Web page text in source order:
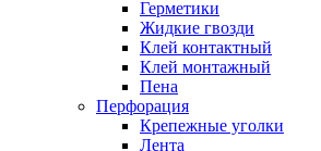
Герметики
Жидкие гвозди
Клей контактный
Клей монтажный
Пена
Перфорация
Крепежные уголки
Лента